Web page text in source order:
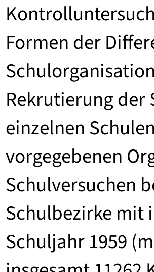
Formen der
Rekrutierung der
einzelnen
vorgegebenen
Schulversuchen
Schulbezirke mit
Schuljahr 1959